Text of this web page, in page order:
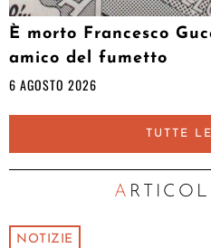
È morto Francesco
amico del fumetto
6 AGOSTO 2026
TUTTE
NOTIZIE